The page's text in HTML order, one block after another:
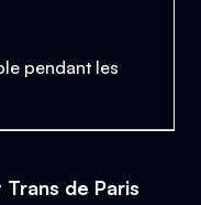
pendant les
de Paris